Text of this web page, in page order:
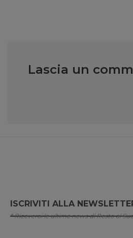
Lascia un
ISCRIVITI ALLA
* Riceverai le ultime news di Resto al